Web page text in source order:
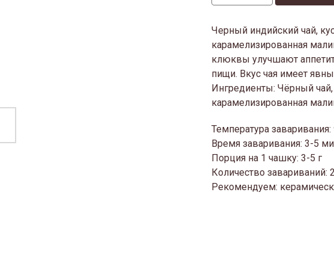
Черный индийский чай,
карамелизированная
клюквы улучшают
пищи. Вкус чая имеет
Ингредиенты: Чёрный
карамелизированная
Температура
Время заваривания: 3-5
Порция на 1 чашку: 3-5 г
Количество завариваний: 2
Рекомендуем: